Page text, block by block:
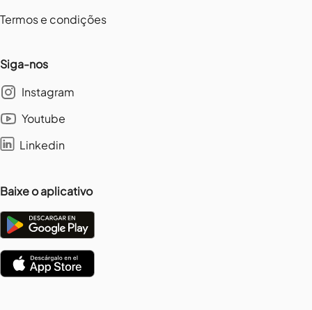
Termos e condições
Siga-nos
Instagram
Youtube
Linkedin
Baixe o aplicativo